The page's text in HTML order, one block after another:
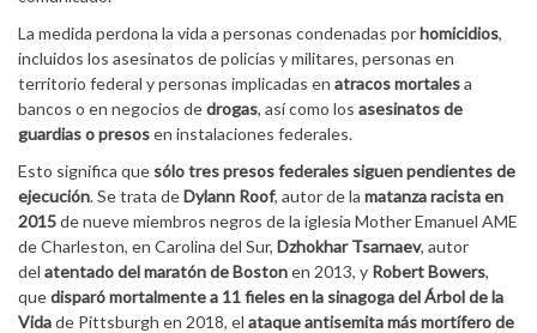
La medida perdona la vida a personas condenadas porhomicidios,
incluidos los asesinatos de policías y militares, personas en
territorio federal y personas implicadas en atracos mortalesa
bancos o en negocios dedrogas, así como los asesinatos de
guardias o presosen instalaciones federales.
Esto significa que sólo tres presos federales siguen pendientes de
ejecución. Se trata deDylann Roof, autor de la matanza racista en
2015de nueve miembros negros de la iglesia Mother Emanuel AME
de Charleston, en Carolina del Sur, Dzhokhar Tsarnaev, autor
del atentado del maratón de Bostonen 2013, y Robert Bowers,
quedisparó mortalmente a 11 fieles en la sinagoga del Árbol de la
Vidade Pittsburgh en 2018, el ataque antisemita más mortífero de